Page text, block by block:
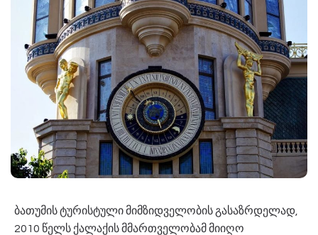
ბათუმის ტურისტული მიმზიდველობის გასაზრდელად,
2010 წელს ქალაქის მმართველობამ მიიღო